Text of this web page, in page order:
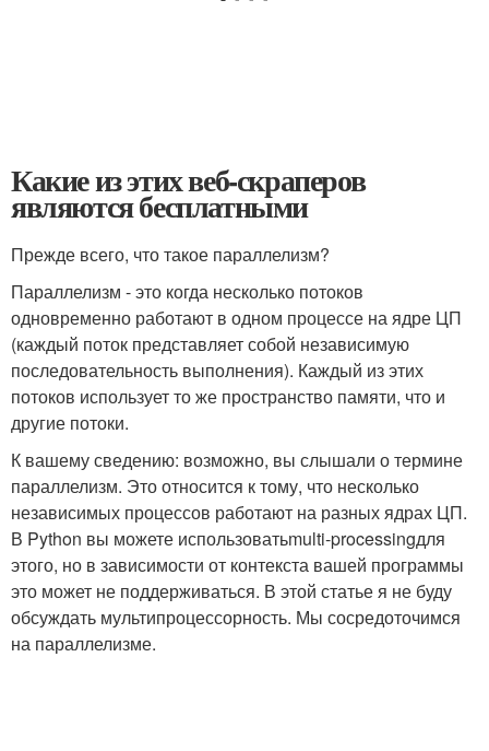
Какие из этих веб-скраперов
являются бесплатными
Прежде всего, что такое параллелизм?
Параллелизм - это когда несколько потоков
одновременно работают в одном процессе на ядре ЦП
(каждый поток представляет собой независимую
последовательность выполнения). Каждый из этих
потоков использует то же пространство памяти, что и
другие потоки.
К вашему сведению: возможно, вы слышали о термине
параллелизм. Это относится к тому, что несколько
независимых процессов работают на разных ядрах ЦП.
В Python вы можете использоватьmulti-processingдля
этого, но в зависимости от контекста вашей программы
это может не поддерживаться. В этой статье я не буду
обсуждать мультипроцессорность. Мы сосредоточимся
на параллелизме.